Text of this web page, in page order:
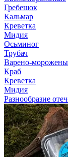
Гребешок
Кальмар
Креветка
Мидия
Осьминог
Трубач
Варено-
Краб
Креветка
Мидия
Разнообразие